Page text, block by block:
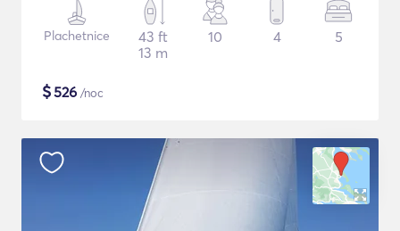
Plachetnice
43 ft
13 m
10 4 5
$526 /noc